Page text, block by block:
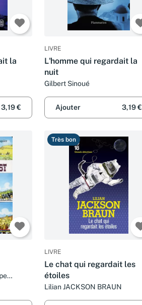
la
3,19 €
LIVRE
L'homme qui regardait la
nuit
Gilbert Sinoué
Ajouter 3,19 €
Très bon
LIVRE
Le chat qui regardait les
étoiles
Lilian JACKSON BRAUN